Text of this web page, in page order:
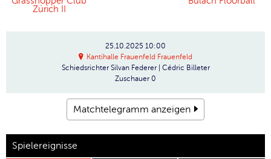
Zürich II
25.10.2025 10:00
Kantihalle Frauenfeld Frauenfeld
Schiedsrichter Silvan Federer | Cédric Billeter
Zuschauer 0
Matchtelegramm anzeigen
Spielereignisse